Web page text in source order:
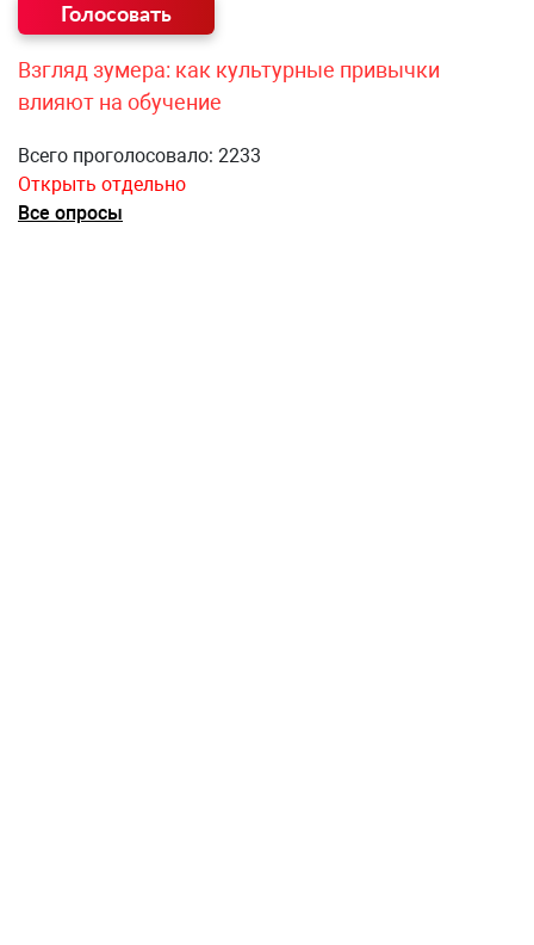
Взгляд зумера: как культурные привычки
влияют на обучение
Всего проголосовало: 2233
Открыть отдельно
Все опросы